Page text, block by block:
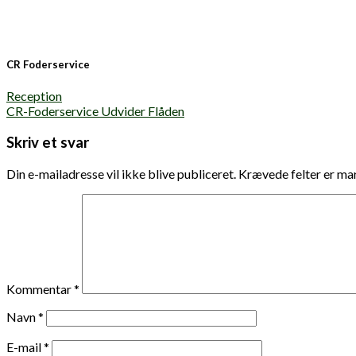
CR Foderservice
Reception
CR-Foderservice Udvider Flåden
Skriv et svar
Din e-mailadresse vil ikke blive publiceret. Krævede felter er
Kommentar*
Navn*
E-mail*